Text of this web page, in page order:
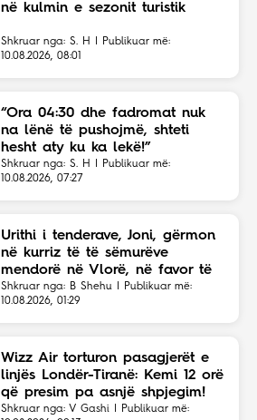
në kulmin e sezonit turistik
Shkruar nga: S. H | Publikuar më:
10.08.2026, 08:01
“Ora 04:30 dhe fadromat nuk
na lënë të pushojmë, shteti
hesht aty ku ka lekë!”
Shkruar nga: S. H | Publikuar më:
10.08.2026, 07:27
Urithi i tenderave, Joni, gërmon
në kurriz të të sëmurëve
mendorë në Vlorë, në favor të
Eriola Likajt të “Clean Fast”.
Shkruar nga: B Shehu | Publikuar më:
10.08.2026, 01:29
Wizz Air torturon pasagjerët e
linjës Londër-Tiranë: Kemi 12 orë
që presim pa asnjë shpjegim!
Shkruar nga: V Gashi | Publikuar më: